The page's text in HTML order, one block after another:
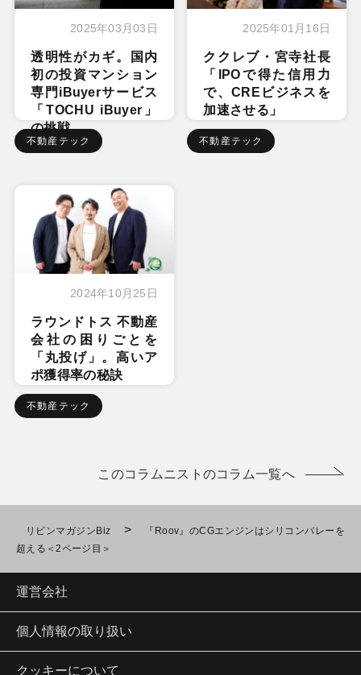
2025年03月03日
透明性がカギ。国内
初の投資マンション
専門iBuyerサービス
「TOCHU iBuyer」
の挑戦
不動産テック
2025年01月16日
ククレブ・宮寺社長
「IPOで得た信用力
で、CREビジネスを
加速させる」
不動産テック
2024年10月25日
ラウンドトス 不動産
会社の困りごとを
「丸投げ」。高いア
ポ獲得率の秘訣
不動産テック
このコラムニストのコラム一覧へ
リビンマガジンBiz >
『Roov』のCGエンジンはシリコンバレーを
超える＜2ページ目＞
運営会社
個人情報の取り扱い
クッキーについて